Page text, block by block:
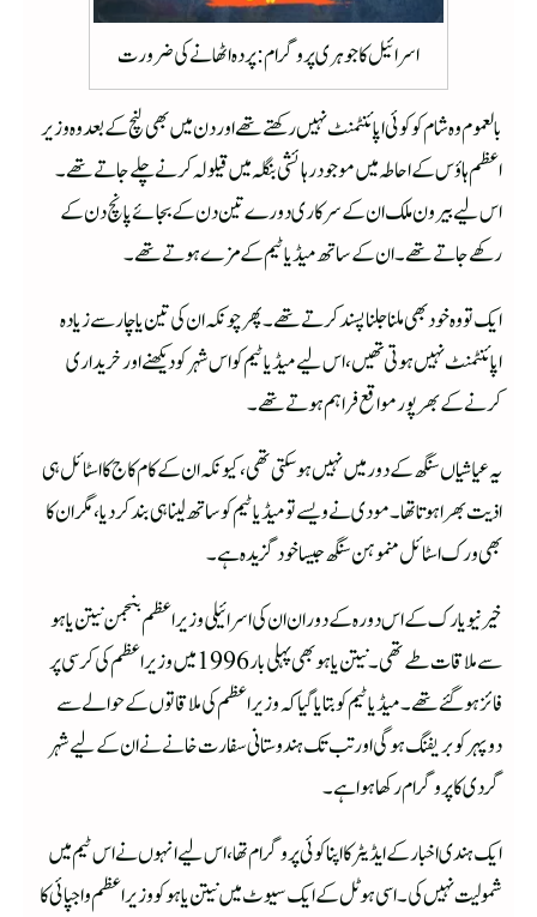
اسرائیل کا جوہری پروگرام : پردہ اٹھانے کی ضرورت
بالعموم وہ شام کو کوئی اپائنٹمنٹ نہیں رکھتے تھے اور دن میں بھی لنچ کے بعد وہ وزیر
اعظم ہاؤس کے احاطہ میں موجود رہائشی بنگلہ میں قیلولہ کرنے چلے جاتے تھے۔
اس لیے بیرون ملک ان کے سرکاری دورے تین دن کے بجائے پانچ دن کے
رکھے جاتے تھے۔ ان کے ساتھ میڈیا ٹیم کے مزے ہوتے تھے۔
ایک تو وہ خود بھی ملنا جلنا پسند کرتے تھے۔ پھر چونکہ ان کی تین یا چار سے زیادہ
اپائنٹمنٹ نہیں ہوتی تھیں، اس لیے میڈیا ٹیم کو اس شہر کو دیکھنے اور خریداری
کرنے کے بھر پور مواقع فراہم ہوتے تھے۔
یہ عیاشیاں سنگھ کے دور میں نہیں ہوسکتی تھی،کیونکہ ان کے کام کاج کا اسٹائل ہی
اذیت بھرا ہوتا تھا۔ مودی نے ویسے تو میڈیا ٹیم کو ساتھ لینا ہی بندکردیا، مگر ان کا
بھی ورک اسٹائل منموہن سنگھ جیسا خود گزیدہ ہے۔
خیر نیو یارک کے اس دورہ کے دوران ان کی اسرائیلی وزیر اعظم بنجمن نیتن یاہو
سے ملاقات طے تھی۔ نیتن یاہو بھی پہلی بار 1996 میں وزیر اعظم کی کرسی پر
فائز ہو گئے تھے۔ میڈیا ٹیم کو بتایا گیا کہ وزیر اعظم کی ملاقاتوں کے حوالے سے
دوپہر کو بریفنگ ہوگی اور تب تک ہندوستانی سفارت خانے نے ان کے لیے شہر
گردی کا پروگرام رکھا ہواہے۔
ایک ہندی اخبار کے ایڈیٹر کا اپنا کوئی پروگرام تھا، اس لیے انہوں نے اس ٹیم میں
شمولیت نہیں کی۔ اسی ہوٹل کے ایک سیوٹ میں نیتن یاہوکو وزیر اعظم واجپائی کا